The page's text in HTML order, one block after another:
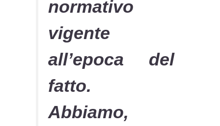
normativo
vigente
all’epoca del
fatto.
Abbiamo,